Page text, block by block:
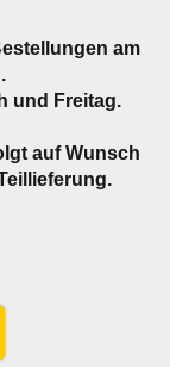
am
und Freitag.
auf Wunsch